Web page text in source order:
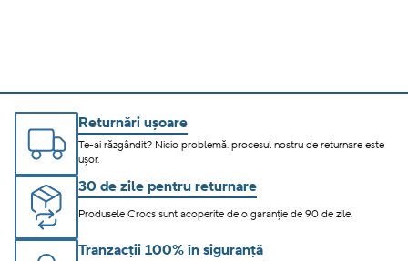
Returnări ușoare
Te-ai răzgândit? Nicio problemă. procesul nostru de returnare este
ușor.
30 de zile pentru returnare
Produsele Crocs sunt acoperite de o garanție de 90 de zile.
Tranzacții 100% în siguranță